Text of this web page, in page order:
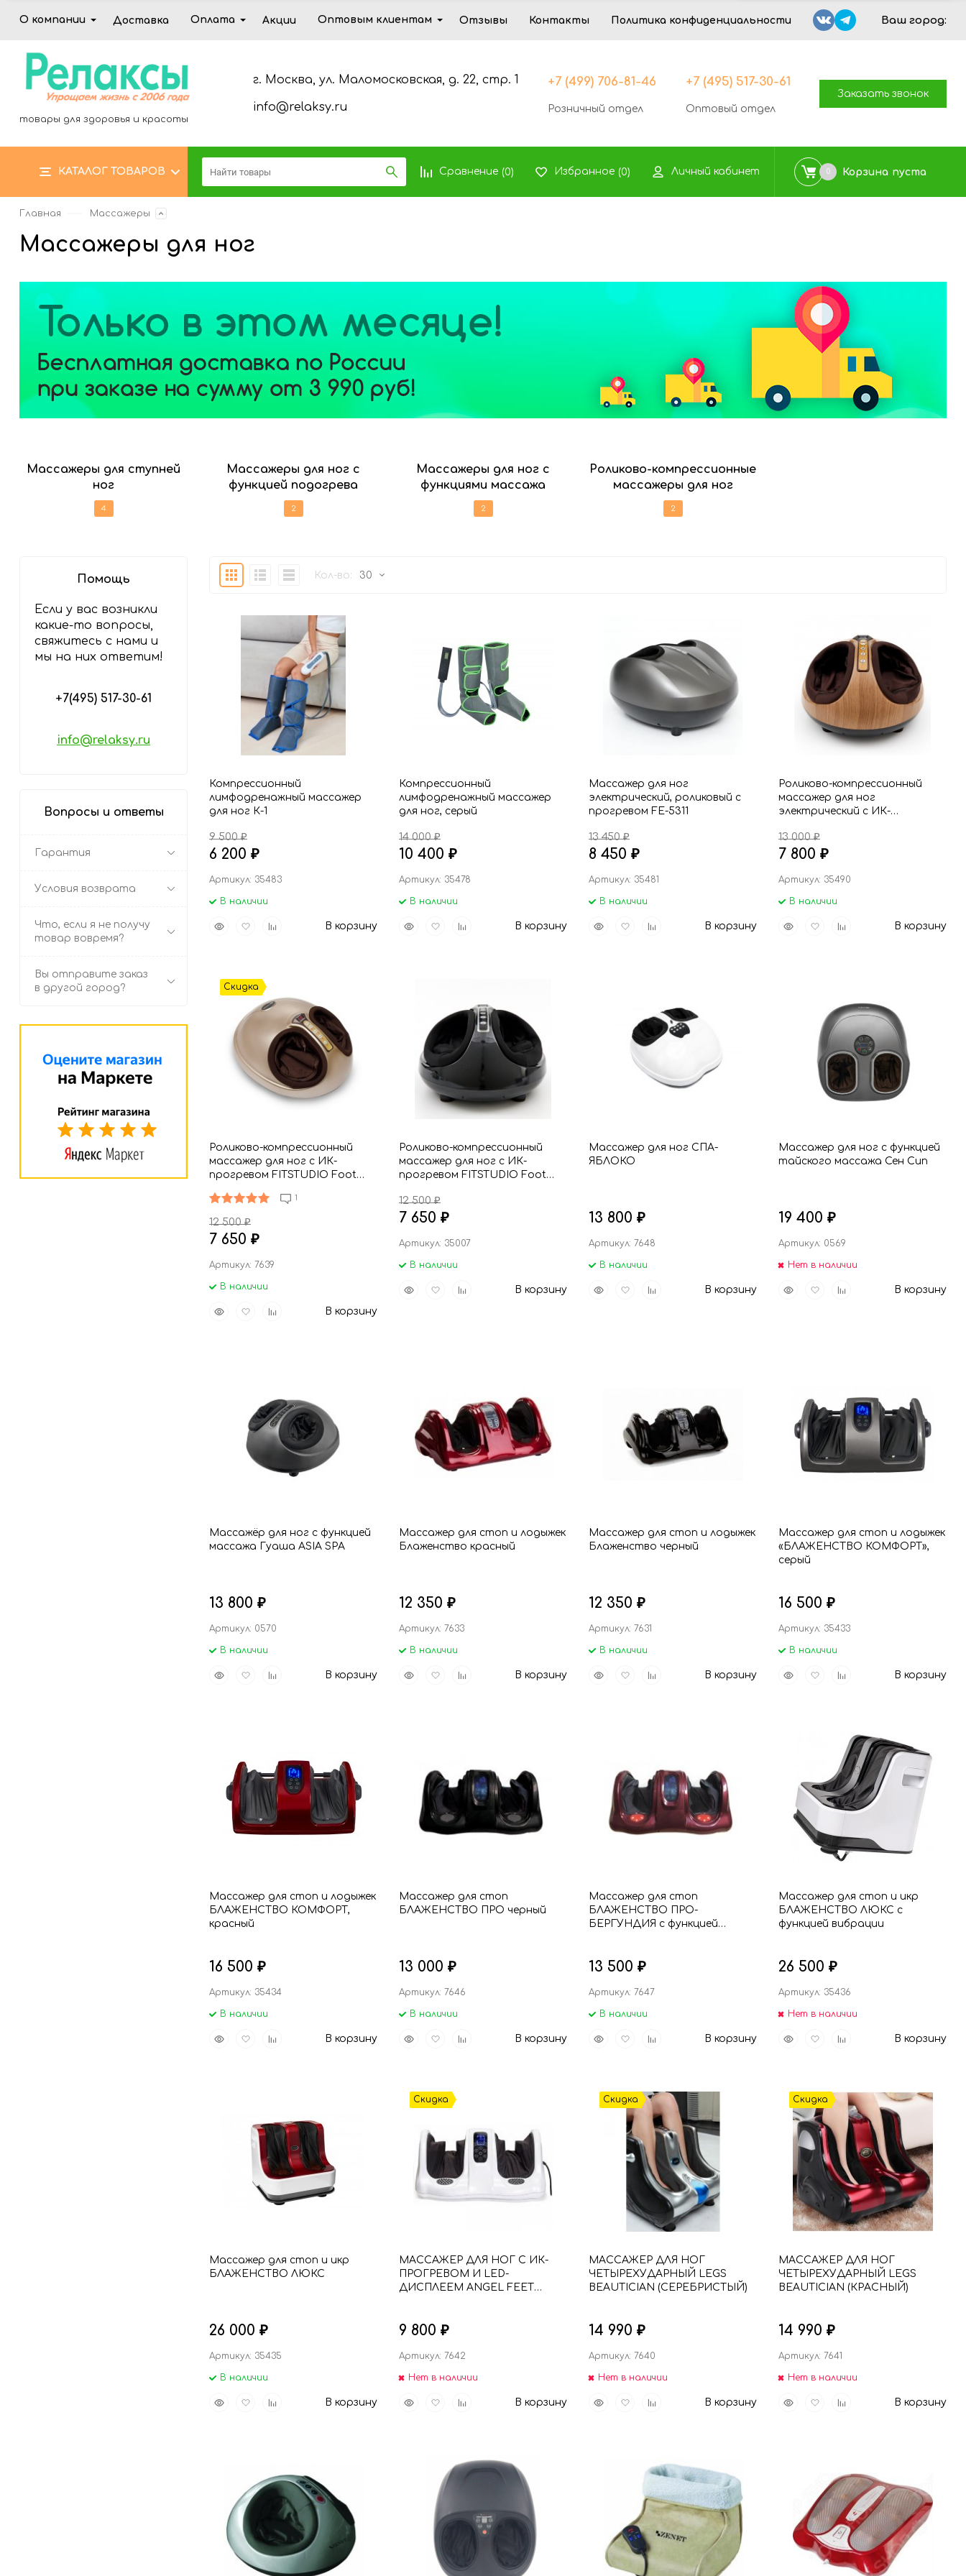
О компании Доставка Оплата Акции Оптовым клиентам Отзывы Контакты Политика конфиденциальности Ваш город:
товары для здоровья и красоты
г. Москва, ул. Маломосковская, д. 22, стр. 1
info@relaksy.ru
+7 (499) 706-81-46
Розничный отдел
+7 (495) 517-30-61
Оптовый отдел
Заказать звонок
КАТАЛОГ ТОВАРОВ Сравнение (0) Избранное (0) Личный кабинет 0 Корзина пуста
Главная Массажеры
Массажеры для ног
4
Массажеры для ступней
ног
2
Массажеры для ног с
функцией подогрева
2
Массажеры для ног с
функциями массажа
2
Роликово-компрессионные
массажеры для ног
Помощь
Если у вас возникли
какие-то вопросы,
свяжитесь с нами и
мы на них ответим!
+7(495) 517-30-61
info@relaksy.ru
Вопросы и ответы
Гарантия
Условия возврата
Что, если я не получу
товар вовремя?
Вы отправите заказ
в другой город?
ПлиткаПодробноКомпактно
Кол-во: 30
30
60
90
150
Компрессионный
лимфодренажный массажер
для ног К-1
9 500₽
6 200 ₽
Артикул: 35483
В наличии
БыстрыйДобавитьДобавить
В корзину
Компрессионный
лимфодренажный массажер
для ног, серый
14 000₽
10 400 ₽
Артикул: 35478
В наличии
БыстрыйДобавитьДобавить
В корзину
Массажер для ног
электрический, роликовый с
прогревом FE-5311
13 450₽
8 450 ₽
Артикул: 35481
В наличии
БыстрыйДобавитьДобавить
В корзину
Роликово-компрессионный
массажер для ног
электрический с ИК-
дерево
13 000₽
7 800 ₽
Артикул: 35490
В наличии
БыстрыйДобавитьДобавить
В корзину
Скидка
Роликово-компрессионный
массажер для ног с ИК-
прогревом FITSTUDIO Foot
1
12 500₽
7 650 ₽
Артикул: 7639
В наличии
БыстрыйДобавитьДобавить
В корзину
Роликово-компрессионный
массажер для ног с ИК-
прогревом FITSTUDIO Foot
12 500₽
7 650 ₽
Артикул: 35007
В наличии
БыстрыйДобавитьДобавить
В корзину
Массажер для ног СПА-
ЯБЛОКО
13 800 ₽
Артикул: 7648
В наличии
БыстрыйДобавитьДобавить
В корзину
Массажер для ног с функцией
тайского массажа Сен Сип
19 400 ₽
Артикул: 0569
Нет в наличии
БыстрыйДобавитьДобавить
В корзину
Массажёр для ног с функцией
массажа Гуаша ASIA SPA
13 800 ₽
Артикул: 0570
В наличии
БыстрыйДобавитьДобавить
В корзину
Массажер для стоп и лодыжек
Блаженство красный
12 350 ₽
Артикул: 7633
В наличии
БыстрыйДобавитьДобавить
В корзину
Массажер для стоп и лодыжек
Блаженство черный
12 350 ₽
Артикул: 7631
В наличии
БыстрыйДобавитьДобавить
В корзину
Массажер для стоп и лодыжек
«БЛАЖЕНСТВО КОМФОРТ»,
серый
16 500 ₽
Артикул: 35433
В наличии
БыстрыйДобавитьДобавить
В корзину
Массажер для стоп и лодыжек
БЛАЖЕНСТВО КОМФОРТ,
красный
16 500 ₽
Артикул: 35434
В наличии
БыстрыйДобавитьДобавить
В корзину
Массажер для стоп
БЛАЖЕНСТВО ПРО черный
13 000 ₽
Артикул: 7646
В наличии
БыстрыйДобавитьДобавить
В корзину
Массажер для стоп
БЛАЖЕНСТВО ПРО-
БЕРГУНДИЯ с функцией
13 500 ₽
Артикул: 7647
В наличии
БыстрыйДобавитьДобавить
В корзину
Массажер для стоп и икр
БЛАЖЕНСТВО ЛЮКС с
функцией вибрации
26 500 ₽
Артикул: 35436
Нет в наличии
БыстрыйДобавитьДобавить
В корзину
Массажер для стоп и икр
БЛАЖЕНСТВО ЛЮКС
26 000 ₽
Артикул: 35435
В наличии
БыстрыйДобавитьДобавить
В корзину
Скидка
МАССАЖЕР ДЛЯ НОГ С ИК-
ПРОГРЕВОМ И LED-
ДИСПЛЕЕМ ANGEL FEET
9 800 ₽
Артикул: 7642
Нет в наличии
БыстрыйДобавитьДобавить
В корзину
Скидка
МАССАЖЕР ДЛЯ НОГ
ЧЕТЫРЕХУДАРНЫЙ LEGS
BEAUTICIAN (СЕРЕБРИСТЫЙ)
14 990 ₽
Артикул: 7640
Нет в наличии
БыстрыйДобавитьДобавить
В корзину
Скидка
МАССАЖЕР ДЛЯ НОГ
ЧЕТЫРЕХУДАРНЫЙ LEGS
BEAUTICIAN (КРАСНЫЙ)
14 990 ₽
Артикул: 7641
Нет в наличии
БыстрыйДобавитьДобавить
В корзину